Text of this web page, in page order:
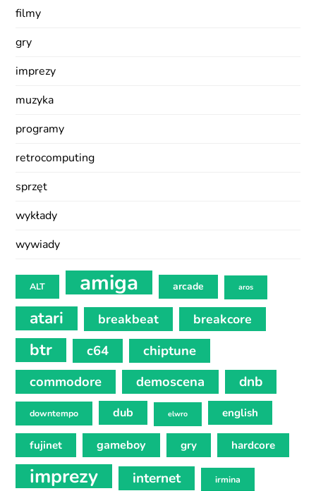
filmy
gry
imprezy
muzyka
programy
retrocomputing
sprzęt
wykłady
wywiady
ALT amiga arcade aros
atari breakbeat breakcore
btr c64
chiptune
commodore
demoscena dnb
downtempo dub elwro english
fujinet gameboy gry hardcore
imprezy internet irmina